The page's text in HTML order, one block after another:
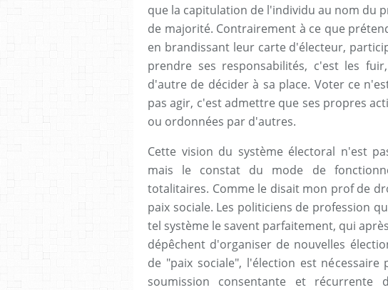
que la capitulation de l'individu au nom du
de majorité. Contrairement à ce que
en brandissant leur carte d'électeur,
prendre ses responsabilités, c'est les
d'autre de décider à sa place. Voter ce
pas agir, c'est admettre que ses propres
ou ordonnées par d'autres.
Cette vision du système électoral n'est
mais le constat du mode de
totalitaires. Comme le disait mon prof de
paix sociale. Les politiciens de profession
tel système le savent parfaitement, qui
dépêchent d'organiser de nouvelles
de "paix sociale", l'élection est
soumission consentante et récurrente